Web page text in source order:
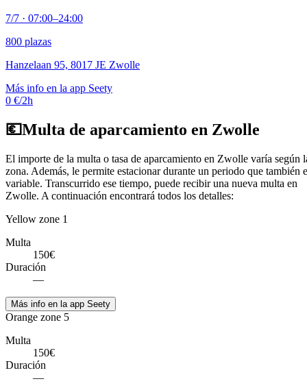
7/7 · 07:00–24:00
800 plazas
Hanzelaan 95, 8017 JE Zwolle
Más info en la app Seety
0 €/2h
💶Multa de aparcamiento en Zwolle
El importe de la multa o tasa de aparcamiento en Zwolle varía según
zona. Además, le permite estacionar durante un periodo que también
variable. Transcurrido ese tiempo, puede recibir una nueva multa en
Zwolle. A continuación encontrará todos los detalles:
Yellow zone 1
Multa
150€
Duración
—
Más info en la app Seety
Orange zone 5
Multa
150€
Duración
—